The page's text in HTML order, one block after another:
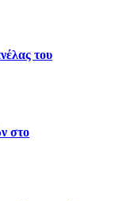
του
στο